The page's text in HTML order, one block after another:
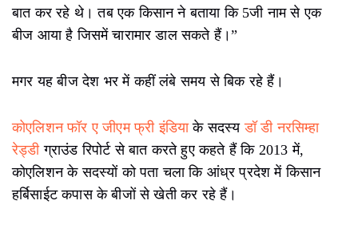
बात कर रहे थे। तब एक किसान ने बताया कि 5जी नाम से एक
बीज आया है जिसमें चारामार डाल सकते हैं।”
मगर यह बीज देश भर में कहीं लंबे समय से बिक रहे हैं।
कोएलिशन फॉर ए जीएम फ्री इंडियाके सदस्यडॉ डी नरसिम्हा
रेड्डीग्राउंड रिपोर्ट से बात करते हुए कहते हैं कि 2013 में,
कोएलिशन के सदस्यों को पता चला कि आंध्र प्रदेश में किसान
हर्बिसाईट कपास के बीजों से खेती कर रहे हैं।